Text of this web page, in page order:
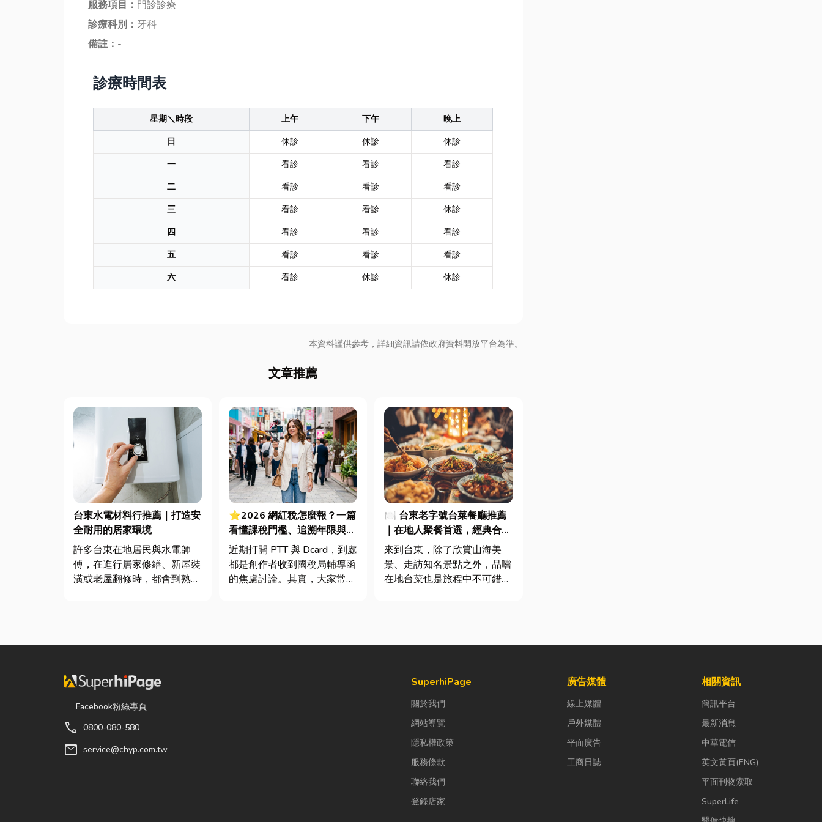
服務項目： 門診診療
診療科別： 牙科
備註： -
診療時間表
星期＼時段 上午 下午
晚上
日
休診 休診
休診
一
看診 看診
看診
二
看診 看診
看診
三
看診 看診
休診
四
看診 看診
看診
五
看診 看診
看診
六
看診 休診 休診
本資料謹供參考，詳細資訊請依政府資料開放平台為準。
文章推薦
台東水電材料行推薦｜打造安
全耐用的居家環境
許多台東在地居民與水電師
傅，在進行居家修繕、新屋裝
潢或老屋翻修時，都會到熟悉
具、處...
⭐2026 網紅稅怎麼報？一篇
看懂課稅門檻、追溯年限與合
法節稅，文末加碼會計/記帳
士推薦
近期打開 PTT 與 Dcard，到處
都是創作者收到國稅局輔導函
的焦慮討論。其實，大家常說
🍽️ 台東老字號台菜餐廳推薦
｜在地人聚餐首選，經典合菜
一次滿足
來到台東，除了欣賞山海美
景、走訪知名景點之外，品嚐
在地台菜也是旅程中不可錯過
Facebook粉絲專頁
call 0800-080-580
mail service@chyp.com.tw
SuperhiPage
關於我們
網站導覽
隱私權政策
服務條款
聯絡我們
登錄店家
廣告媒體
線上媒體
戶外媒體
平面廣告
工商日誌
相關資訊
簡訊平台
最新消息
中華電信
英文黃頁(ENG)
平面刊物索取
SuperLife